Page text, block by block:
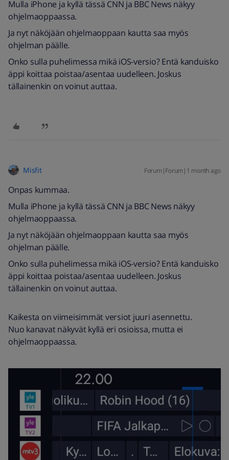
Mulla iPhone ja kyllä tässä CNN ja BBC News näkyy
ohjelmaoppaassa.
Ja nyt näköjään ohjelmaoppaan kautta saa myös
ohjelman päälle.
Onko sulla puhelimessa mikä iOS-versio? Entä kanduisko
äppi koittaa poistaa/asentaa uudelleen. Joskus
tällainenkin on voinut auttaa.
Misfit Forum|Forum|1 month ago
Onpas kummaa.
Mulla iPhone ja kyllä tässä CNN ja BBC News näkyy
ohjelmaoppaassa.
Ja nyt näköjään ohjelmaoppaan kautta saa myös
ohjelman päälle.
Onko sulla puhelimessa mikä iOS-versio? Entä kanduisko
äppi koittaa poistaa/asentaa uudelleen. Joskus
tällainenkin on voinut auttaa.
Kaikesta on viimeisimmät versiot juuri asennettu.
Nuo kanavat näkyvät kyllä eri osioissa, mutta ei
ohjelmaoppaassa.